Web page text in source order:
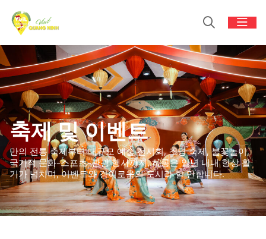
축제 및 이벤트
만의 전통 축제부터 대규모 예술 전시회, 조명 축제, 불꽃놀이,
국가적 문화-스포츠-관광 행사까지, 하롱은 일년 내내 항상 활
기가 넘치며, 이벤트와 경이로움의 도시라 할 만합니다.